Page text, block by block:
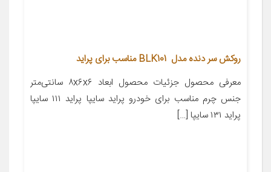
روکش سر دنده مدل BLK101 مناسب برای پراید
معرفی محصول جزئیات محصول ابعاد ۸x۶x۶ سانتی‌متر
جنس چرم مناسب برای خودرو پراید سایپا پراید ۱۱۱ سایپا
پراید ۱۳۱ سایپا […]